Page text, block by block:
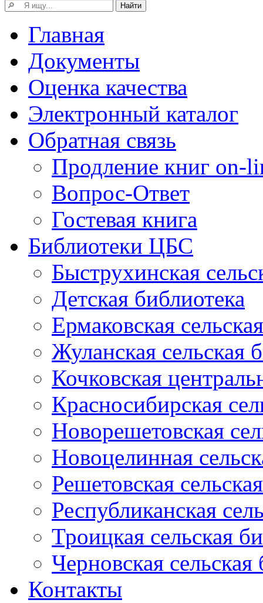
Главная
Документы
Оценка качества
Электронный каталог
Обратная связь
Продление книг on-
Вопрос-Ответ
Гостевая книга
Библиотеки ЦБС
Быструхинская
Детская библиотека
Ермаковская
Жуланская сельская
Кочковская
Красносибирская
Новорешетовская
Новоцелинная
Решетовская
Республиканская
Троицкая сельская
Черновская сельская
Контакты